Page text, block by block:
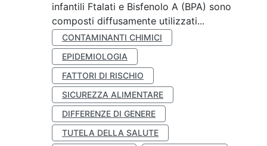
infantili Ftalati e Bisfenolo A (BPA) sono
composti diffusamente utilizzati...
CONTAMINANTI CHIMICI
EPIDEMIOLOGIA
FATTORI DI RISCHIO
SICUREZZA ALIMENTARE
DIFFERENZE DI GENERE
TUTELA DELLA SALUTE